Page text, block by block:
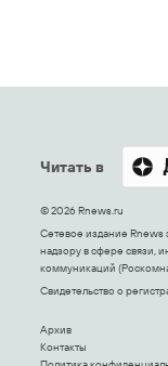
Читать в
© 2026 Rnews.ru
Сетевое издание Rnews
надзору в сфере связи,
коммуникаций
Свидетельство о
Архив
Контакты